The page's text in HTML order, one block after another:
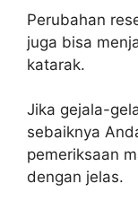
Perubahan
juga bisa
katarak.
Jika gejala-
sebaiknya
pemeriksaan
dengan jelas.